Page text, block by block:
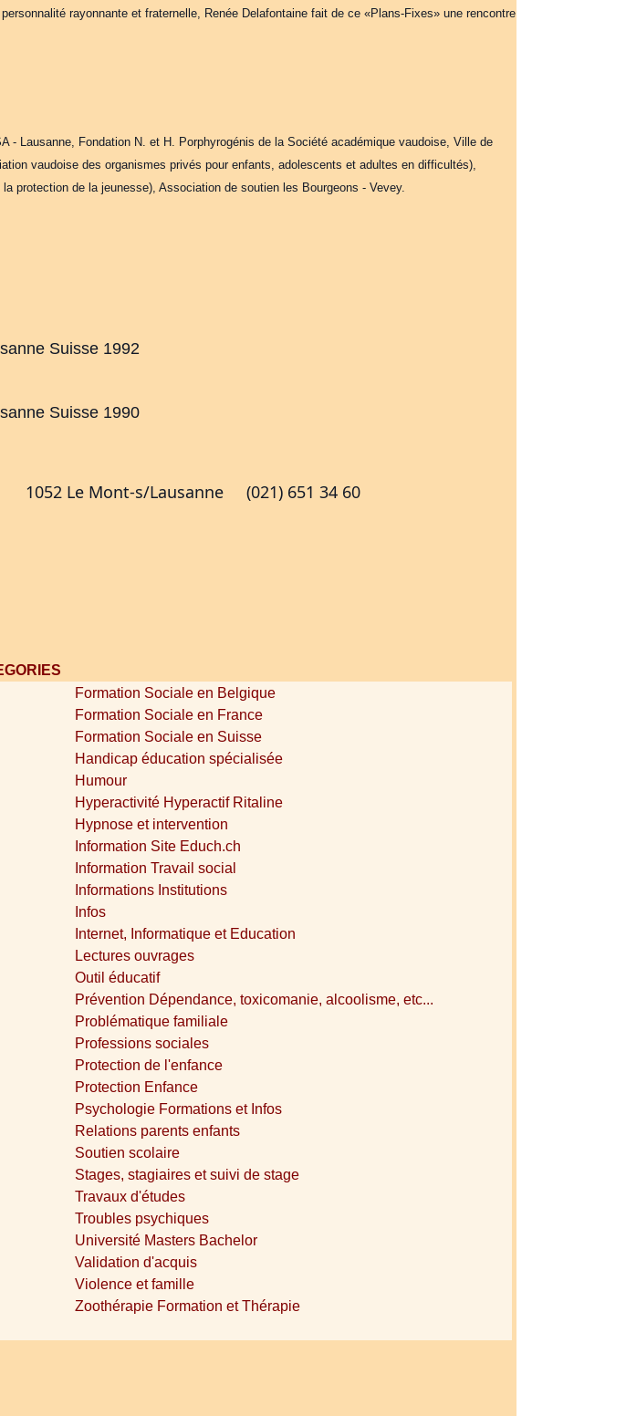
rayonnante et fraternelle, Renée Delafontaine fait de ce «Plans-Fixes» une rencontre
- Lausanne, Fondation N. et H. Porphyrogénis de la Société académique vaudoise, Ville de
vaudoise des organismes privés pour enfants, adolescents et adultes en difficultés),
protection de la jeunesse), Association de soutien les Bourgeons - Vevey.
Suisse 1992
Suisse 1990
1052 Le Mont-s/Lausanne (021) 651 34 60
Formation Sociale en Belgique
Formation Sociale en France
Formation Sociale en Suisse
Handicap éducation spécialisée
Humour
Hyperactivité Hyperactif Ritaline
Hypnose et intervention
Information Site Educh.ch
Information Travail social
Informations Institutions
Infos
Internet, Informatique et Education
Lectures ouvrages
Outil éducatif
Prévention Dépendance, toxicomanie, alcoolisme, etc...
Problématique familiale
Professions sociales
Protection de l'enfance
Protection Enfance
Psychologie Formations et Infos
Relations parents enfants
Soutien scolaire
Stages, stagiaires et suivi de stage
Travaux d'études
Troubles psychiques
Université Masters Bachelor
Validation d'acquis
Violence et famille
Zoothérapie Formation et Thérapie